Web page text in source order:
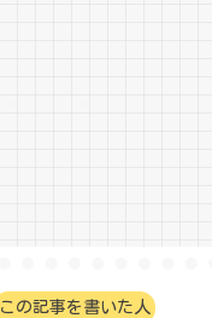
この記事を書いた人